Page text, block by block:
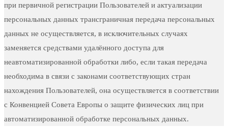
при первичной регистрации Пользователей и актуализации
персональных данных трансграничная передача персональных
данных не осуществляется, в исключительных случаях
заменяется средствами удалённого доступа для
неавтоматизированной обработки либо, если такая передача
необходима в связи с законами соответствующих стран
нахождения Пользователей, она осуществляется в соответствии
с Конвенцией Совета Европы о защите физических лиц при
автоматизированной обработке персональных данных.